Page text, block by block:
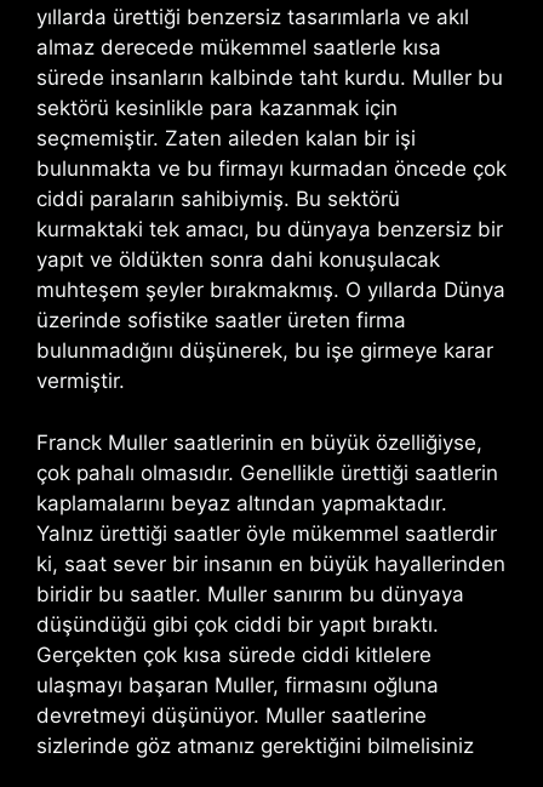
yıllarda ürettiği benzersiz tasarımlarla ve akıl
almaz derecede mükemmel saatlerle kısa
sürede insanların kalbinde taht kurdu. Muller bu
sektörü kesinlikle para kazanmak için
seçmemiştir. Zaten aileden kalan bir işi
bulunmakta ve bu firmayı kurmadan öncede çok
ciddi paraların sahibiymiş. Bu sektörü
kurmaktaki tek amacı, bu dünyaya benzersiz bir
yapıt ve öldükten sonra dahi konuşulacak
muhteşem şeyler bırakmakmış. O yıllarda Dünya
üzerinde sofistike saatler üreten firma
bulunmadığını düşünerek, bu işe girmeye karar
vermiştir.
Franck Muller saatlerinin en büyük özelliğiyse,
çok pahalı olmasıdır. Genellikle ürettiği saatlerin
kaplamalarını beyaz altından yapmaktadır.
Yalnız ürettiği saatler öyle mükemmel saatlerdir
ki, saat sever bir insanın en büyük hayallerinden
biridir bu saatler. Muller sanırım bu dünyaya
düşündüğü gibi çok ciddi bir yapıt bıraktı.
Gerçekten çok kısa sürede ciddi kitlelere
ulaşmayı başaran Muller, firmasını oğluna
devretmeyi düşünüyor. Muller saatlerine
sizlerinde göz atmanız gerektiğini bilmelisiniz